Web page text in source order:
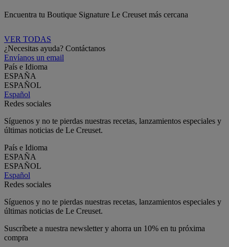
Encuentra tu Boutique Signature Le Creuset más cercana
VER TODAS
¿Necesitas ayuda? Contáctanos
Envíanos un email
País e Idioma
ESPAÑA
ESPAÑOL
Español
Redes sociales
Síguenos y no te pierdas nuestras recetas, lanzamientos especiales y
últimas noticias de Le Creuset.
País e Idioma
ESPAÑA
ESPAÑOL
Español
Redes sociales
Síguenos y no te pierdas nuestras recetas, lanzamientos especiales y
últimas noticias de Le Creuset.
Suscríbete a nuestra newsletter y ahorra un 10% en tu próxima
compra